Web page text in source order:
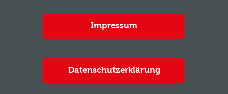
Impressum
Datenschutzerklärung